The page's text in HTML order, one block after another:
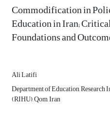
Commodification in
Education in Iran;
Foundations and
Ali Latifi
Department of Education,
(RIHU), Qom, Iran